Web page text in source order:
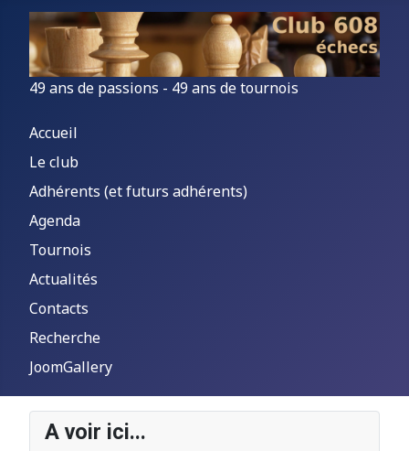
49 ans de passions - 49 ans de tournois
Accueil
Le club
Adhérents (et futurs adhérents)
Agenda
Tournois
Actualités
Contacts
Recherche
JoomGallery
A voir ici...